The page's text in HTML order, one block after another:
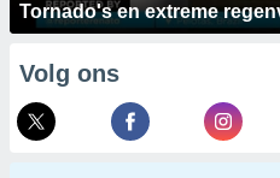
Tornado's en extreme
Volg ons